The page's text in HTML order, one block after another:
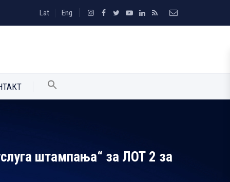
Lat Eng
штампања“ за ЛОТ 2 за